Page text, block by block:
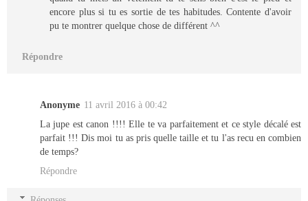
encore plus si tu es sortie de tes habitudes. Contente d'avoir
pu te montrer quelque chose de différent ^^
Répondre
Anonyme 11 avril 2016 à 00:42
La jupe est canon !!!! Elle te va parfaitement et ce style décalé est
parfait !!! Dis moi tu as pris quelle taille et tu l'as recu en combien
de temps?
Répondre